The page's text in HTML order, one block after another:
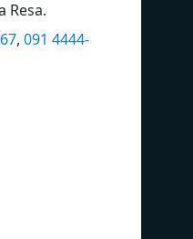
Resa.
, 091 4444-